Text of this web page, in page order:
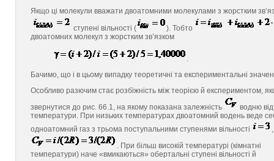
Якщо ці молекули вважати двоатомними молекулами з жорстким
ступені вільності (
). Тобто
двоатомних молекул з жорстким зв’язком
.
Бачимо, що і в цьому випадку теоретичні та експериментальні
Особливо разючим стає розбіжність між теорією й експериментом,
звернутися до рис. 66.1, на якому показана залежність
водню від
температури. При низьких температурах двоатомний водень веде
одноатомний газ з трьома поступальними ступенями вільності
,
. При більш високій температурі (кімнатні
температури) наче «вмикаються» обертальні ступені вільності й